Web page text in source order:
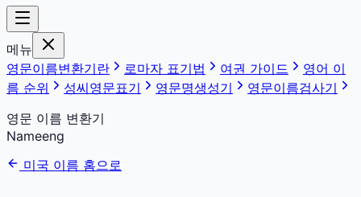
메뉴
영문이름변환기란
로마자 표기법 여권 가이드
영어 이
름 순위
성씨영문표기 영문명생성기
영문이름검사기
영문 이름 변환기
Nameeng
미국 이름 홈으로